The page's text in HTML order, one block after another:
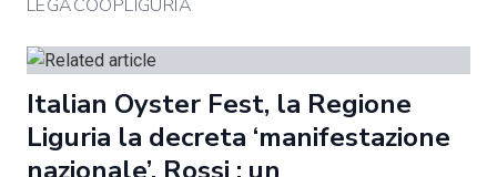
LEGACOOPLIGURIA
Italian Oyster Fest, la Regione
Liguria la decreta ‘manifestazione